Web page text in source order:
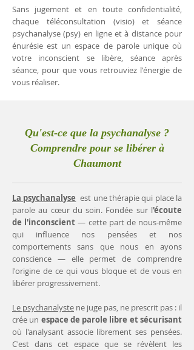
Sans jugement et en toute confidentialité,
chaque téléconsultation (visio) et séance
psychanalyse (psy) en ligne et à distance pour
énurésie est un espace de parole unique où
votre inconscient se libère, séance après
séance, pour que vous retrouviez l'énergie de
vous réaliser.
Qu'est-ce que la psychanalyse ?
Comprendre pour se libérer à
Chaumont
La psychanalyse est une thérapie qui place la
parole au cœur du soin. Fondée sur l'écoute
de l'inconscient— cette part de nous-même
qui influence nos pensées et nos
comportements sans que nous en ayons
conscience — elle permet de comprendre
l'origine de ce qui vous bloque et de vous en
libérer progressivement.
Le psychanalyste ne juge pas, ne prescrit pas : il
crée un espace de parole libre et sécurisant
où l'analysant associe librement ses pensées.
C'est dans cet espace que se révèlent les